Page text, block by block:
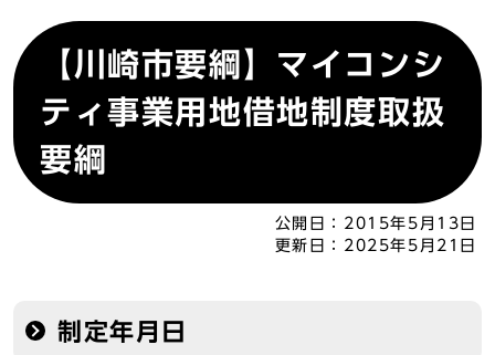
【川崎市要綱】マイコンシ
ティ事業用地借地制度取扱
要綱
公開日： 2015年5月13日
更新日： 2025年5月21日
制定年月日